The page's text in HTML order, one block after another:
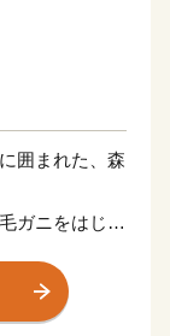
囲まれた、森
ガニをはじ